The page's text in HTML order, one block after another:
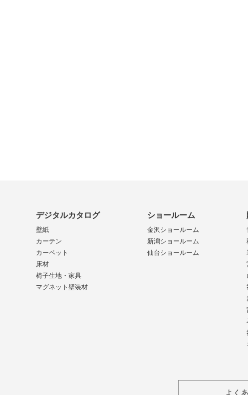
デジタルカタログ
壁紙
カーテン
カーペット
床材
椅子生地・家具
マグネット壁装材
ショールーム
金沢ショールーム
新潟ショールーム
仙台ショールーム
よく